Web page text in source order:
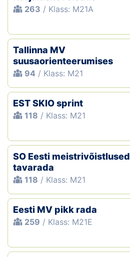
263 / Klass: M21A
Tallinna MV
suusaorienteerumises
94 / Klass: M21
EST SKIO sprint
118 / Klass: M21
SO Eesti meistrivõistlused
tavarada
118 / Klass: M21
Eesti MV pikk rada
259 / Klass: M21E